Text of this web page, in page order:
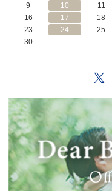
9
10 11
16
17 18
23
24 25
30